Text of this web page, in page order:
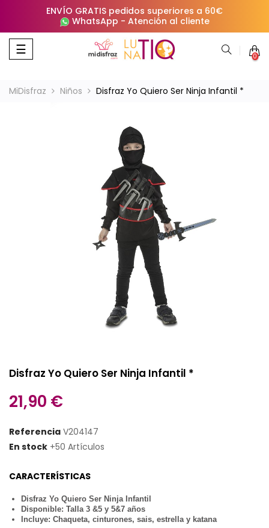
ENVÍO GRATIS pedidos superiores a 60€
WhatsApp - Atención al cliente
Navegación
de
☰ 0
MiDisfraz Niños Disfraz Yo Quiero Ser Ninja Infantil *
Disfraz Yo Quiero Ser Ninja Infantil *
21,90 €
Referencia V204147
En stock +50 Artículos
CARACTERÍSTICAS
Disfraz Yo Quiero Ser Ninja Infantil
Disponible: Talla 3 &5 y 5&7 años
Incluye: Chaqueta, cinturones, sais, estrella y katana